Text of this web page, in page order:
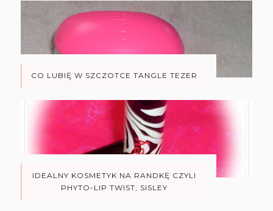
CO LUBIĘ W SZCZOTCE TANGLE TEZER
IDEALNY KOSMETYK NA RANDKĘ CZYLI
PHYTO-LIP TWIST, SISLEY